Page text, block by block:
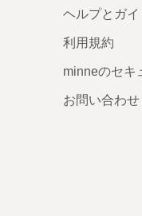
ヘルプとガイ
利用規約
minneのセキ
お問い合わせ